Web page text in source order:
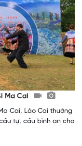
Ma Cai
Cai, Lào Cai thường
tự, cầu bình an cho